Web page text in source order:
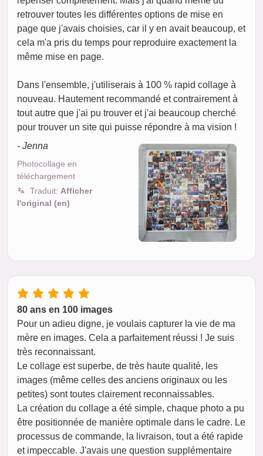
retrouver toutes les différentes options de mise en
page que j'avais choisies, car il y en avait beaucoup, et
cela m'a pris du temps pour reproduire exactement la
même mise en page.
Dans l'ensemble, j'utiliserais à 100 % rapid collage à
nouveau. Hautement recommandé et contrairement à
tout autre que j'ai pu trouver et j'ai beaucoup cherché
pour trouver un site qui puisse répondre à ma vision !
- Jenna
Photocollage en
téléchargement
Traduit: Afficher
l'original (en)
80 ans en 100 images
Pour un adieu digne, je voulais capturer la vie de ma
mère en images. Cela a parfaitement réussi ! Je suis
très reconnaissant.
Le collage est superbe, de très haute qualité, les
images (même celles des anciens originaux ou les
petites) sont toutes clairement reconnaissables.
La création du collage a été simple, chaque photo a pu
être positionnée de manière optimale dans le cadre. Le
processus de commande, la livraison, tout a été rapide
et impeccable. J'avais une question supplémentaire